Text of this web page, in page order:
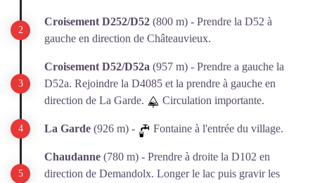
Croisement D252/D52 (800 m) - Prendre la D52 à
gauche en direction de Châteauvieux.
Croisement D52/D52a (957 m) - Prendre a gauche la
D52a. Rejoindre la D4085 et la prendre à gauche en
direction de La Garde.
Circulation importante.
La Garde (926 m) - Fontaine à l'entrée du village.
Chaudanne (780 m) - Prendre à droite la D102 en
direction de Demandolx. Longer le lac puis gravir les